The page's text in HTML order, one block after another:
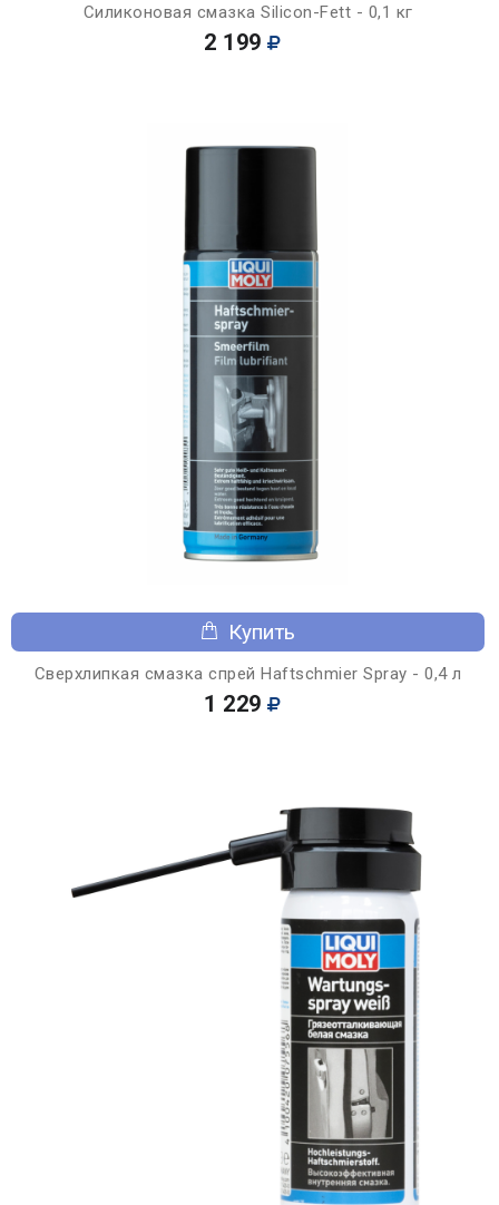
Силиконовая смазка Silicon-Fett - 0,1 кг
2 199
Купить
Сверхлипкая смазка спрей Haftschmier Spray - 0,4 л
1 229